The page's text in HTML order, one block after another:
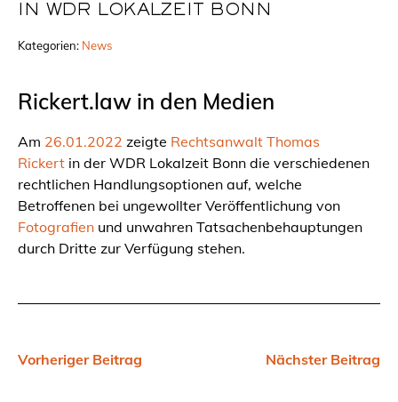
IN WDR LOKALZEIT BONN
Kategorien: News
Rickert.law in den Medien
Am 26.01.2022 zeigte Rechtsanwalt Thomas
Rickert in der WDR Lokalzeit Bonn die verschiedenen
rechtlichen Handlungsoptionen auf, welche
Betroffenen bei ungewollter Veröffentlichung von
Fotografien und unwahren Tatsachenbehauptungen
durch Dritte zur Verfügung stehen.
Vorheriger Beitrag Nächster Beitrag